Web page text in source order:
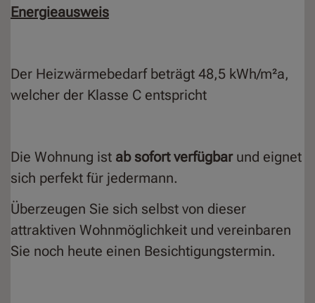
Energieausweis
Der Heizwärmebedarf beträgt 48,5 kWh/m²a,
welcher der Klasse C entspricht
Die Wohnung ist ab sofort verfügbarund eignet
sich perfekt für jedermann.
Überzeugen Sie sich selbst von dieser
attraktiven Wohnmöglichkeit und vereinbaren
Sie noch heute einen Besichtigungstermin.